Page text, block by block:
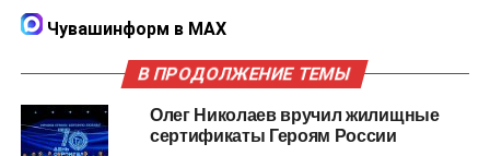
Чувашинформ в MAX
В ПРОДОЛЖЕНИЕ ТЕМЫ
Олег Николаев вручил жилищные
сертификаты Героям России